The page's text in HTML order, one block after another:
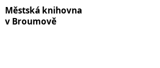
Městská knihovna
v Broumově